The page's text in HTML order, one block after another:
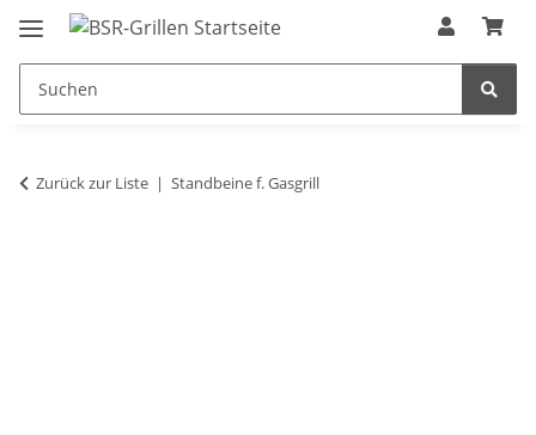
Zurück zur Liste Standbeine f. Gasgrill